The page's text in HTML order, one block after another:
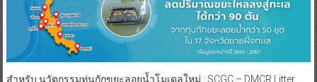
สำหรับ นวัตกรรมทุ่นกักขยะลอยน้ำโมเดลใหม่ : SCGC – DMCR Litter